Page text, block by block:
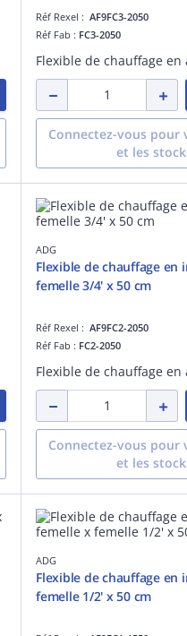
Réf Rexel : AF9FC3-2050
Réf Fab : FC3-2050
Connectez-vous pour
et les
ADG
Flexible de chauffage en
femelle 3/4' x 50 cm
Réf Rexel : AF9FC2-2050
Réf Fab : FC2-2050
Connectez-vous pour
et les
ADG
Flexible de chauffage en
femelle 1/2' x 50 cm